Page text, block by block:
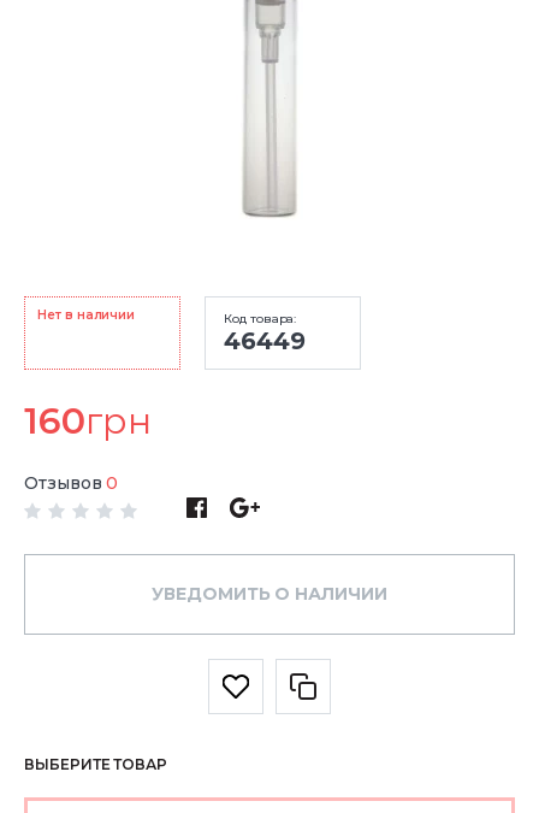
Нет в наличии Код товара:
46449
160грн
Отзывов 0
УВЕДОМИТЬ О НАЛИЧИИ
ВЫБЕРИТЕ ТОВАР